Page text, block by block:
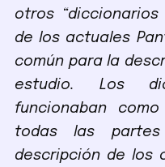
otros
de los actuales
común para la
estudio. Los
funcionaban
todas las
descripción de los